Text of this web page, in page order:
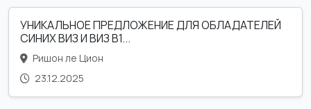
УНИКАЛЬНОЕ ПРЕДЛОЖЕНИЕ ДЛЯ ОБЛАДАТЕЛЕЙ
СИНИХ ВИЗ И ВИЗ B1...
Ришон ле Цион
23.12.2025